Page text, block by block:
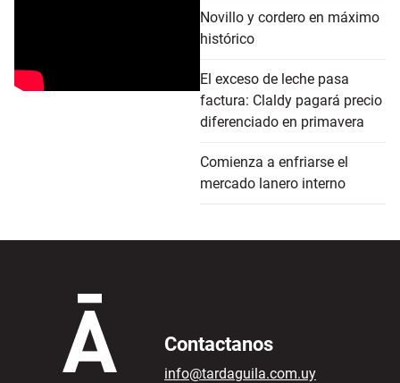
Novillo y cordero en máximo
histórico
El exceso de leche pasa
factura: Claldy pagará precio
diferenciado en primavera
Comienza a enfriarse el
mercado lanero interno
Contactanos
info@tardaguila.com.uy